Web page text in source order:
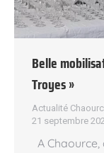
Belle
Troyes »
Actualité
21 septembre
A